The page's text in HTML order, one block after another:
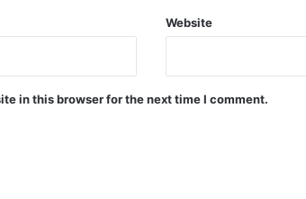
Website
in this browser for the next time I comment.